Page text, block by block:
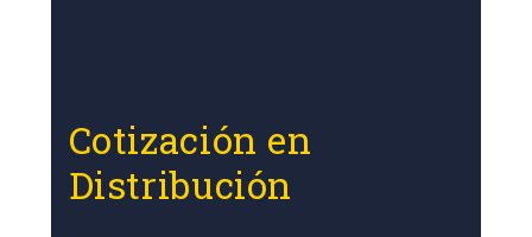
Cotización en
Distribución